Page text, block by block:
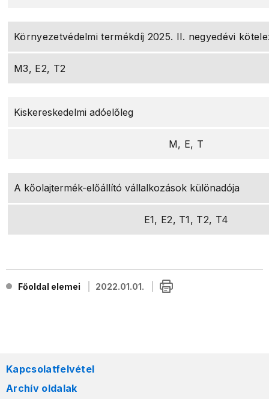
Környezetvédelmi termékdíj 2025. II. negyedévi
M3, E2, T2
Kiskereskedelmi adóelőleg
M, E, T
A kőolajtermék-előállító vállalkozások különadója
E1, E2, T1, T2, T4
Főoldal elemei 2022.01.01.
Kapcsolatfelvétel
Archív oldalak